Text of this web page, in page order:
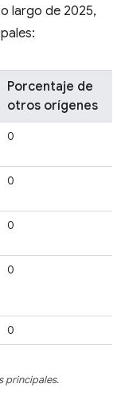
largo de 2025,
Porcentaje de
otros orígenes
0
0
0
0
0
principales.